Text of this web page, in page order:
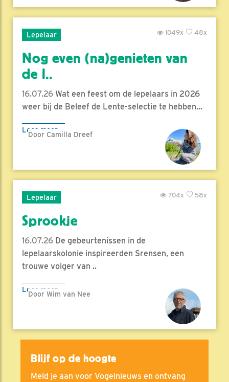
Lepelaar 48x
1049x
Nog even (na)genieten van
de l..
16.07.26 Wat een feest om de lepelaars in 2026
weer bij de Beleef de Lente-selectie te hebben...
Lees meer
Door Camilla Dreef
Lepelaar 58x
704x
Sprookje
16.07.26 De gebeurtenissen in de
lepelaarskolonie inspireerden Srensen, een
trouwe volger van ..
Lees meer
Door Wim van Nee
Blijf op de hoogte
Meld je aan voor Vogelnieuws en ontvang